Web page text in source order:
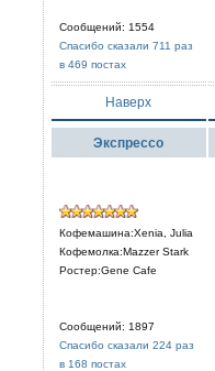
Сообщений: 1554
Спасибо сказали 711 раз
в 469 постах
Наверх
Экспрессо
Кофемашина:Xenia, Julia
Кофемолка:Mazzer Stark
Ростер:Gene Cafe
Сообщений: 1897
Спасибо сказали 224 раз
в 168 постах